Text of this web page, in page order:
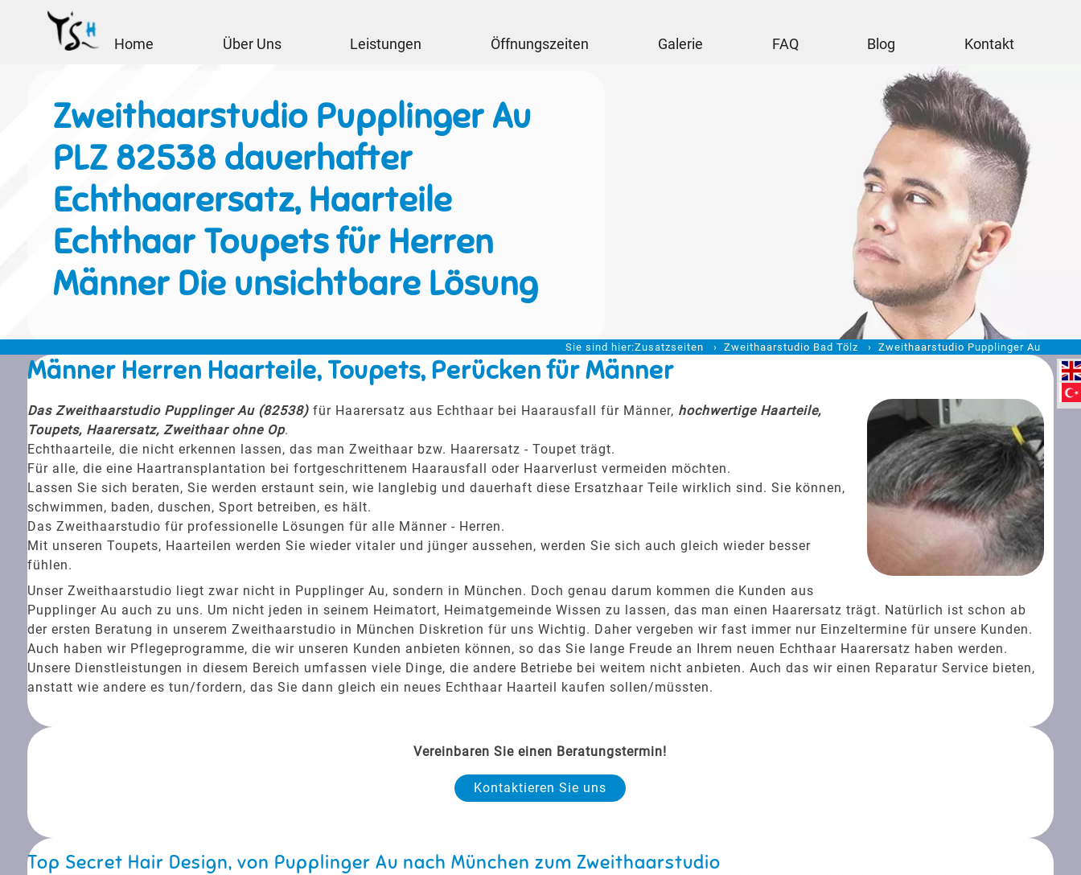
Home Über Uns Leistungen Öffnungszeiten Galerie FAQ Blog Kontakt
Zweithaarstudio Pupplinger Au
PLZ 82538 dauerhafter
Echthaarersatz, Haarteile
Echthaar Toupets für Herren
Männer Die unsichtbare Lösung
Sie sind hier:Zusatzseiten Zweithaarstudio Bad Tölz Zweithaarstudio Pupplinger Au
Männer Herren Haarteile, Toupets, Perücken für Männer
Das Zweithaarstudio Pupplinger Au (82538)für Haarersatz aus Echthaar bei Haarausfall für Männer, hochwertige Haarteile,
Toupets, Haarersatz, Zweithaar ohne Op.
Echthaarteile, die nicht erkennen lassen, das man Zweithaar bzw. Haarersatz - Toupet trägt.
Für alle, die eine Haartransplantation bei fortgeschrittenem Haarausfall oder Haarverlust vermeiden möchten.
Lassen Sie sich beraten, Sie werden erstaunt sein, wie langlebig und dauerhaft diese Ersatzhaar Teile wirklich sind. Sie können,
schwimmen, baden, duschen, Sport betreiben, es hält.
Das Zweithaarstudio für professionelle Lösungen für alle Männer - Herren.
Mit unseren Toupets, Haarteilen werden Sie wieder vitaler und jünger aussehen, werden Sie sich auch gleich wieder besser
fühlen.
Unser Zweithaarstudio liegt zwar nicht in Pupplinger Au, sondern in München. Doch genau darum kommen die Kunden aus
Pupplinger Au auch zu uns. Um nicht jeden in seinem Heimatort, Heimatgemeinde Wissen zu lassen, das man einen Haarersatz trägt. Natürlich ist schon ab
der ersten Beratung in unserem Zweithaarstudio in München Diskretion für uns Wichtig. Daher vergeben wir fast immer nur Einzeltermine für unsere Kunden.
Auch haben wir Pflegeprogramme, die wir unseren Kunden anbieten können, so das Sie lange Freude an Ihrem neuen Echthaar Haarersatz haben werden.
Unsere Dienstleistungen in diesem Bereich umfassen viele Dinge, die andere Betriebe bei weitem nicht anbieten. Auch das wir einen Reparatur Service bieten,
anstatt wie andere es tun/fordern, das Sie dann gleich ein neues Echthaar Haarteil kaufen sollen/müssten.
Vereinbaren Sie einen Beratungstermin!
Kontaktieren Sie uns
Top Secret Hair Design, von Pupplinger Au nach München zum Zweithaarstudio